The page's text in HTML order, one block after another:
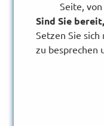
Seite,
Sind Sie
Setzen Sie
zu besprechen